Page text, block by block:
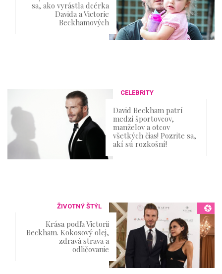
sa, ako vyrástla dcérka
Davida a Victorie
Beckhamových
CELEBRITY
David Beckham patrí
medzi športovcov,
manželov a otcov
všetkých čias! Pozrite sa,
akí sú rozkošní!
ŽIVOTNÝ ŠTÝL
Krása podľa Victorii
Beckham. Kokosový olej,
zdravá strava a
odličovanie